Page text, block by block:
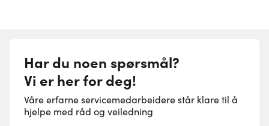
Har du noen spørsmål?
Vi er her for deg!
Våre erfarne servicemedarbeidere står klare til å
hjelpe med råd og veiledning